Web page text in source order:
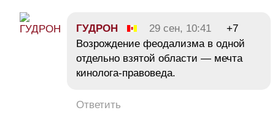
ГУДРОН 29 сен, 10:41
+7
Возрождение феодализма в одной
отдельно взятой области — мечта
кинолога-правоведа.
Ответить